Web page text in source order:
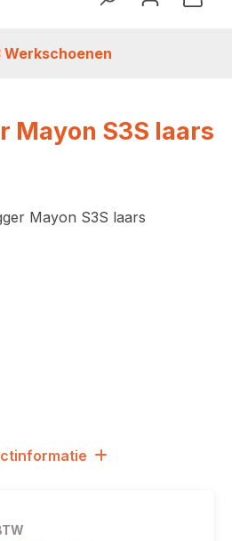
Werkschoenen
Mayon S3S laars